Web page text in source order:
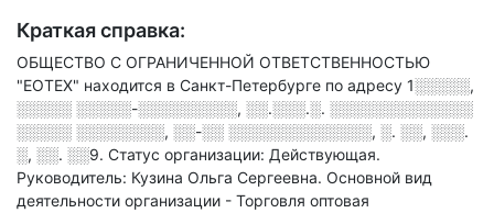
Краткая справка:
ОБЩЕСТВО С ОГРАНИЧЕННОЙ ОТВЕТСТВЕННОСТЬЮ
"ЕОТЕХ" находится в Санкт-Петербурге по адресу 1░░░░░,
░░░░░ ░░░░░-░░░░░░░░░, ░░.░░░.░. ░░░░░░░░░░░░░
░░░░░ ░░░░░░░░, ░░-░░ ░░░░░░░░░░░░░, ░. ░░, ░░░.
░, ░░. ░░9. Статус организации: Действующая.
Руководитель: Кузина Ольга Сергеевна. Основной вид
деятельности организации - Торговля оптовая